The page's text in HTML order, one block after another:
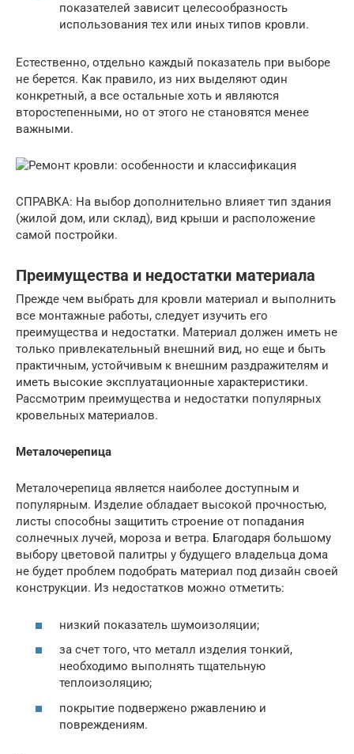
показателей зависит целесообразность
использования тех или иных типов кровли.
Естественно, отдельно каждый показатель при выборе
не берется. Как правило, из них выделяют один
конкретный, а все остальные хоть и являются
второстепенными, но от этого не становятся менее
важными.
СПРАВКА: На выбор дополнительно влияет тип здания
(жилой дом, или склад), вид крыши и расположение
самой постройки.
Преимущества и недостатки материала
Прежде чем выбрать для кровли материал и выполнить
все монтажные работы, следует изучить его
преимущества и недостатки. Материал должен иметь не
только привлекательный внешний вид, но еще и быть
практичным, устойчивым к внешним раздражителям и
иметь высокие эксплуатационные характеристики.
Рассмотрим преимущества и недостатки популярных
кровельных материалов.
Металочерепица
Металочерепица является наиболее доступным и
популярным. Изделие обладает высокой прочностью,
листы способны защитить строение от попадания
солнечных лучей, мороза и ветра. Благодаря большому
выбору цветовой палитры у будущего владельца дома
не будет проблем подобрать материал под дизайн своей
конструкции. Из недостатков можно отметить:
низкий показатель шумоизоляции;
за счет того, что металл изделия тонкий,
необходимо выполнять тщательную
теплоизоляцию;
покрытие подвержено ржавлению и
повреждениям.